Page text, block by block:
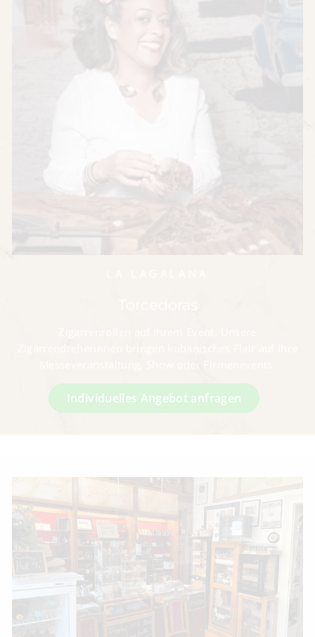
Individuelles Angebot anfragen